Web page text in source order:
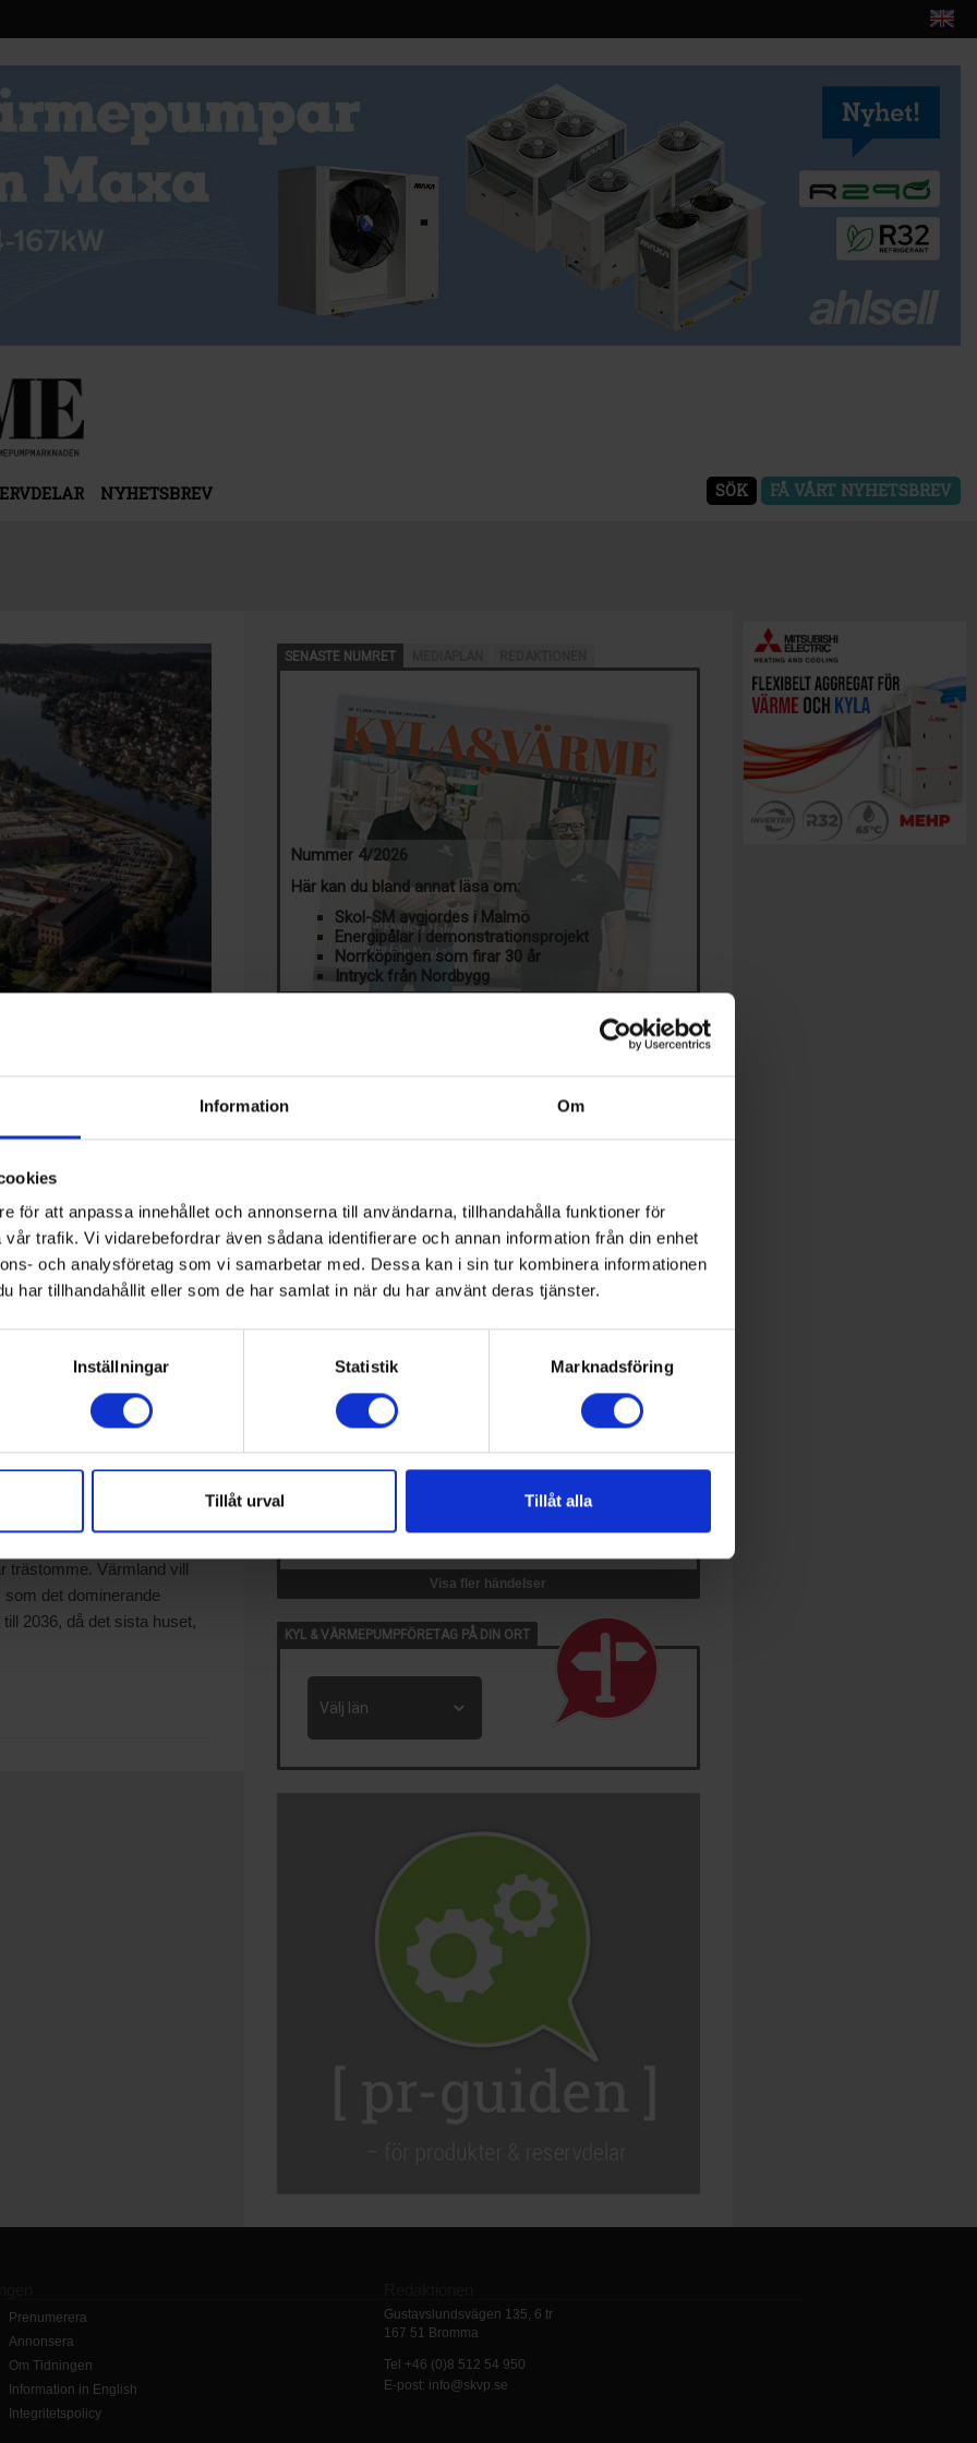
Information Om
för att anpassa innehållet och annonserna till användarna, tillhandahålla funktioner för
trafik. Vi vidarebefordrar även sådana identifierare och annan information från din enhet
och analysföretag som vi samarbetar med. Dessa kan i sin tur kombinera informationen
har tillhandahållit eller som de har samlat in när du har använt deras tjänster.
Inställningar Statistik Marknadsföring
Tillåt urval Tillåt alla
NYHETSBREV SÖK FÅ VÅRT NYHETSBREV
för nya
i Karlstad
i Fas 1 av projektet
för värme, sanitet,
160 000 kvm.
av ett stort antal projekt
få förtroendet att vara
Assemblin
effektiva och säkra
Mottagningshuset,
beröringspunkter.
trästomme. Värmland vill
det dominerande
2036, då det sista huset,
SENASTE NUMRET
Nummer 4/2026
Här kan du bland annat läsa om:
Skol-SM avgjordes i Malmö
Energipålar i demonstrationsprojekt
Norrköpingen som firar 30 år
Intryck från Nordbygg
Klicka här för att läsa mer om tidningen och prenumeration
samhällsutveckling
KALENDER
23 Aug, 2026
17th IIR-Gustav Lorentzen Conference
Hamilton, Nya Zeeland
17 Sep, 2026
Markaryd, Sverige
13 Okt, 2026
Nürnberg, Tyskland
Visa fler händelser
KYL & VÄRMEPUMPFÖRETAG PÅ DIN ORT
Prenumerera
Annonsera
Om Tidningen
Information in English
Integritetspolicy
Gustavslundsvägen 135, 6 tr
167 51 Bromma
Tel +46 (0)8 512 54 950
E-post: info@skvp.se